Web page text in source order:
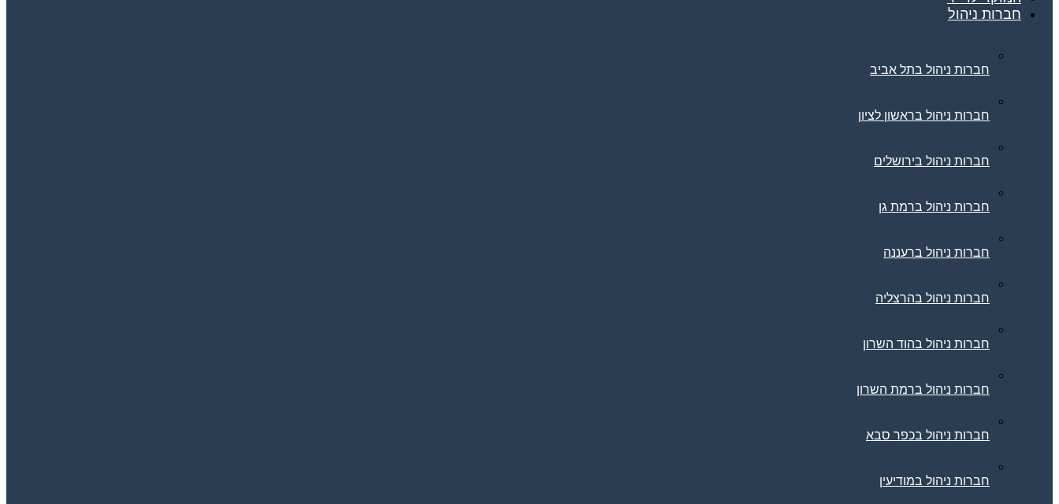
חברות ניהול
חברות ניהול בתל אביב
חברות ניהול בראשון לציון
חברות ניהול בירושלים
חברות ניהול ברמת גן
חברות ניהול ברעננה
חברות ניהול בהרצליה
חברות ניהול בהוד השרון
חברות ניהול ברמת השרון
חברות ניהול בכפר סבא
חברות ניהול במודיעין